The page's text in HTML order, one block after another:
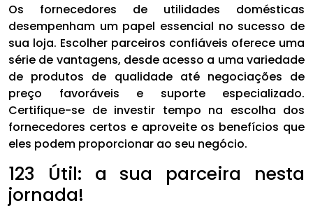
Os fornecedores de utilidades domésticas
desempenham um papel essencial no sucesso de
sua loja. Escolher parceiros confiáveis oferece uma
série de vantagens, desde acesso a uma variedade
de produtos de qualidade até negociações de
preço favoráveis e suporte especializado.
Certifique-se de investir tempo na escolha dos
fornecedores certos e aproveite os benefícios que
eles podem proporcionar ao seu negócio.
123 Útil: a sua parceira nesta
jornada!